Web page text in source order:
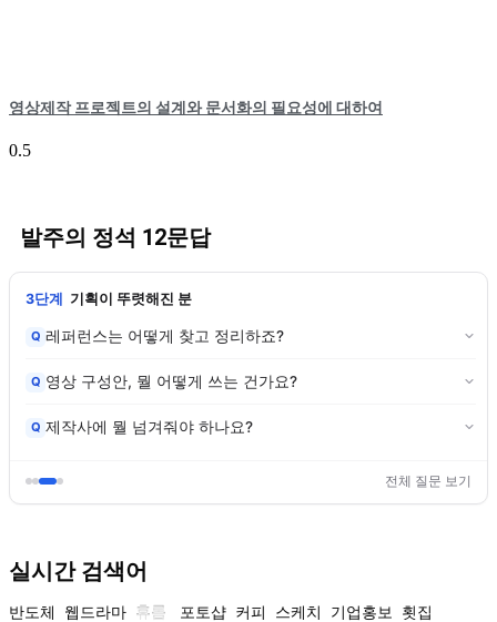
영상제작 프로젝트의 설계와 문서화의 필요성에 대하여
발주의 정석 12문답
3단계 기획이 뚜렷해진 분
Q 레퍼런스는 어떻게 찾고 정리하죠?
Q 영상 구성안, 뭘 어떻게 쓰는 건가요?
Q 제작사에 뭘 넘겨줘야 하나요?
전체 질문 보기
실시간 검색어
반도체 웹드라마 휴롬 포토샵 커피 스케치 기업홍보
횟집